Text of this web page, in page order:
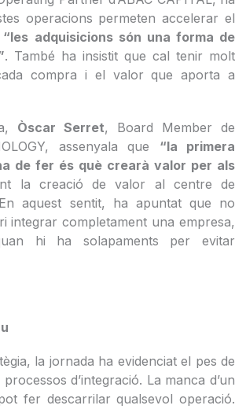
operacions permeten accelerar el
“les adquisicions són una forma de
. També ha insistit que cal tenir molt
compra i el valor que aporta a
Òscar Serret, Board Member de
assenyala que “la primera
de fer és què crearà valor per als
la creació de valor al centre de
aquest sentit, ha apuntat que no
integrar completament una empresa,
hi ha solapaments per evitar
la jornada ha evidenciat el pes de
d’integració. La manca d’un
fer descarrilar qualsevol operació.